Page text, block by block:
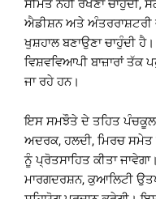
ਸੀਮਤ ਨਹੀਂ ਰੱਖਣਾ ਚਾਹੁੰਦੀ,
ਐਡੀਸ਼ਨ ਅਤੇ ਅੰਤਰਰਾਸ਼ਟਰੀ
ਖੁਸ਼ਹਾਲ ਬਣਾਉਣਾ ਚਾਹੁੰਦੀ
ਵਿਸ਼ਵਵਿਆਪੀ ਬਾਜ਼ਾਰਾਂ ਤੱਕ
ਜਾ ਰਹੇ ਹਨ।
ਇਸ ਸਮਝੌਤੇ ਦੇ ਤਹਿਤ
ਅਦਰਕ, ਹਲਦੀ, ਮਿਰਚ ਸਮੇਤ
ਨੂੰ ਪ੍ਰੋਤਸਾਹਿਤ ਕੀਤਾ
ਮਾਰਗਦਰਸ਼ਨ, ਕੁਆਲਿਟੀ